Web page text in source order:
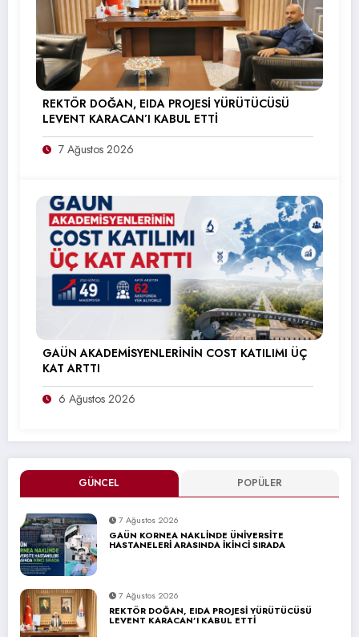
GÜNCEL POPÜLER
7 Ağustos 2026
GAÜN KORNEA NAKLİNDE ÜNİVERSİTE
HASTANELERİ ARASINDA İKİNCİ SIRADA
7 Ağustos 2026
REKTÖR DOĞAN, EIDA PROJESİ YÜRÜTÜCÜSÜ
LEVENT KARACAN’I KABUL ETTİ
REKTÖR DOĞAN, EIDA PROJESİ YÜRÜTÜCÜSÜ
LEVENT KARACAN’I KABUL ETTİ
7 Ağustos 2026
GAÜN AKADEMİSYENLERİNİN COST KATILIMI ÜÇ
KAT ARTTI
6 Ağustos 2026